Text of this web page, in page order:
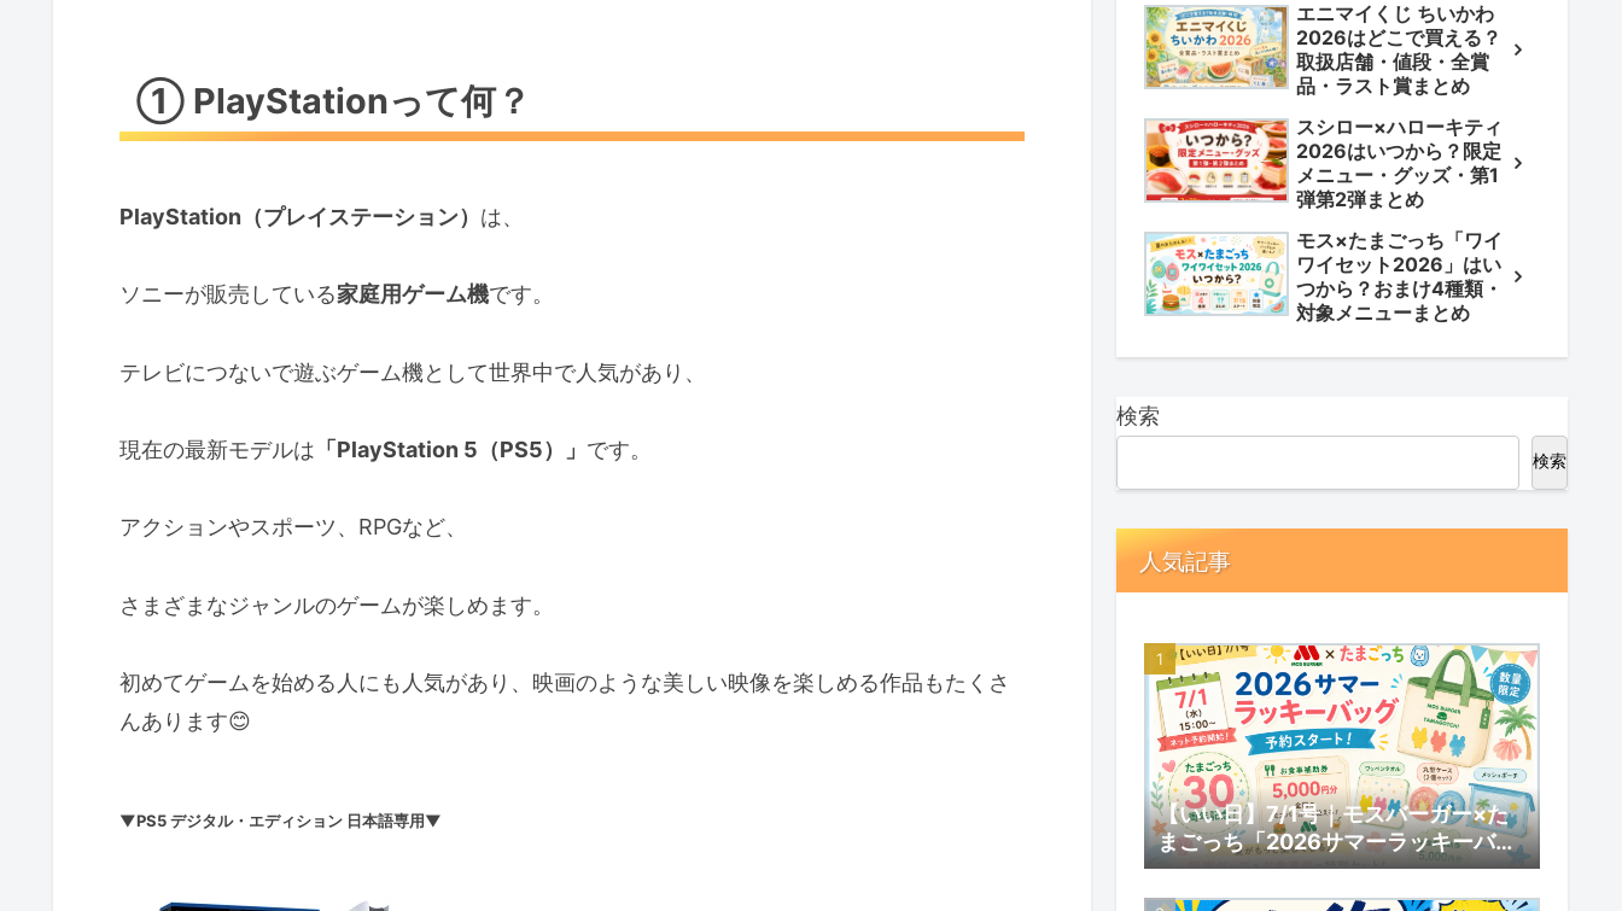
🎮 ゲーム気分♪
① PlayStationって何？
PlayStation（プレイステーション） は、
ソニーが販売している家庭用ゲーム機です。
テレビにつないで遊ぶゲーム機として世界中で人気があり、
現在の最新モデルは 「PlayStation 5（PS5）」 です。
アクションやスポーツ、RPGなど、
さまざまなジャンルのゲームが楽しめます。
初めてゲームを始める人にも人気があり、映画のような美しい映像を楽しめる作品もたくさ
んあります😊
▼PS5 デジタル・エディション 日本語専用▼
エニマイくじ ちいかわ
2026はどこで買える？
取扱店舗・値段・全賞
品・ラスト賞まとめ
スシロー×ハローキティ
2026はいつから？限定
メニュー・グッズ・第1
弾第2弾まとめ
モス×たまごっち「ワイ
ワイセット2026」はい
つから？おまけ4種類・
対象メニューまとめ
検索
検索
人気記事
【いい日】7/1号｜モスバーガー×た
まごっち「2026サマーラッキーバッ
グ」予約スタート！数量限定の内容と
予約情報